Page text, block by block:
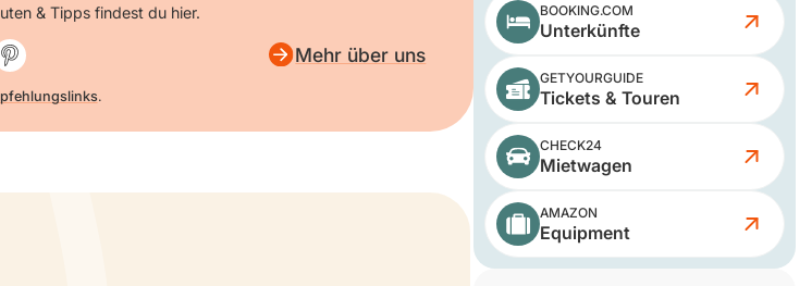
& Tipps findest du hier.
Mehr über uns
.
BOOKING.COM
Unterkünfte
GETYOURGUIDE
Tickets & Touren
CHECK24
Mietwagen
AMAZON
Equipment